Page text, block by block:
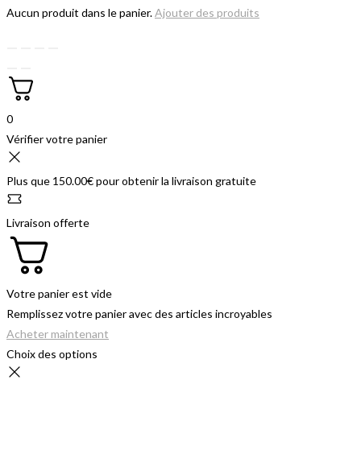
Aucun produit dans le panier.Ajouter des produits
0
Vérifier votre panier
Plus que 150.00€pour obtenir la livraison gratuite
Livraison offerte
Votre panier est vide
Remplissez votre panier avec des articles incroyables
Acheter maintenant
Choix des options